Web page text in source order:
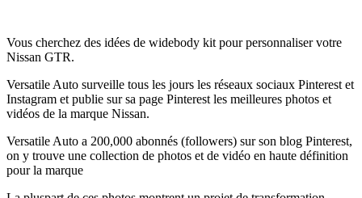
Vous cherchez des idées de widebody kit pour personnaliser votre
Nissan GTR.
Versatile Auto surveille tous les jours les réseaux sociaux Pinterest et
Instagram et publie sur sa page Pinterest les meilleures photos et
vidéos de la marque Nissan.
Versatile Auto a 200,000 abonnés (followers) sur son blog Pinterest,
on y trouve une collection de photos et de vidéo en haute définition
pour la marque